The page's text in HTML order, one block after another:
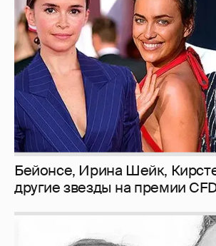
Бейонсе, Ирина Шейк,
другие звезды на премии